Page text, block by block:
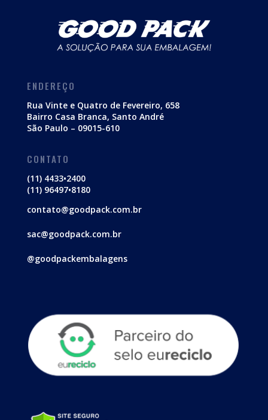
ENDEREÇO
Rua Vinte e Quatro de Fevereiro, 658
Bairro Casa Branca, Santo André
São Paulo – 09015-610
CONTATO
(11) 4433•2400
(11) 96497•8180
contato@goodpack.com.br
sac@goodpack.com.br
@goodpackembalagens